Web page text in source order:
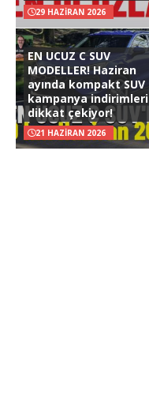
29 HAZIRAN 2026
EN UCUZ C SUV
MODELLER! Haziran
ayında kompakt SUV
kampanya indirimleri
dikkat çekiyor!
21 HAZIRAN 2026